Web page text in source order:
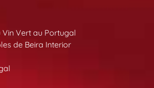
Vert au Portugal
de Beira Interior